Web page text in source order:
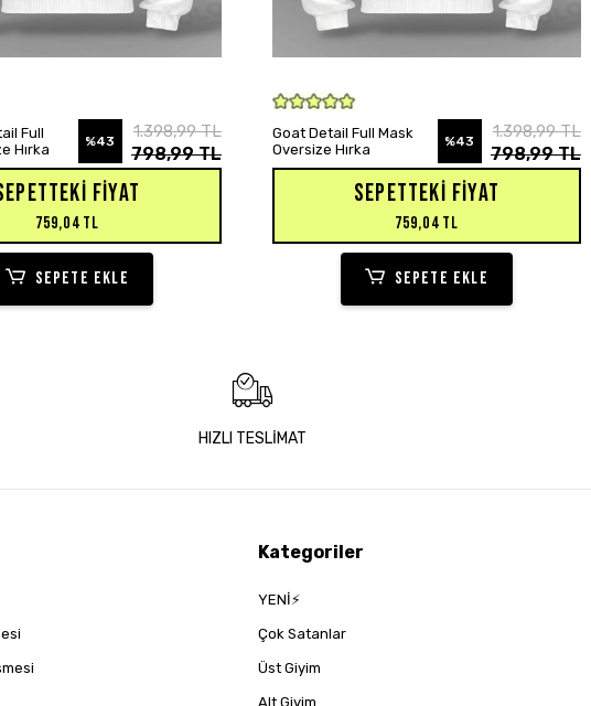
SEPETE EKLE
Full
Hırka
%43
1.398,99 TL
798,99 TL
FIYAT
759,04 TL
SEPETE EKLE
SEPETE EKLE
Goat Detail Full Mask
Oversize Hırka
%43
1.398,99 TL
798,99 TL
SEPETTEKI FIYAT
759,04 TL
SEPETE EKLE
HIZLI TESLİMAT
Kategoriler
YENİ⚡
Çok Satanlar
Üst Giyim
Alt Giyim